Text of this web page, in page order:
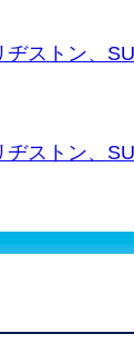
ヂストン、
ヂストン、